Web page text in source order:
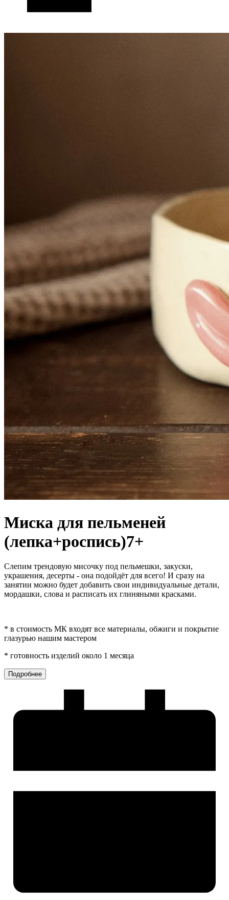
Миска для пельменей
(лепка+роспись)7+
Слепим трендовую мисочку под пельмешки, закуски,
украшения, десерты - она подойдёт для всего! И сразу на
занятии можно будет добавить свои индивидуальные детали,
мордашки, слова и расписать их глиняными красками.
* в стоимость МК входят все материалы, обжиги и покрытие
глазурью нашим мастером
* готовность изделий около 1 месяца
Подробнее